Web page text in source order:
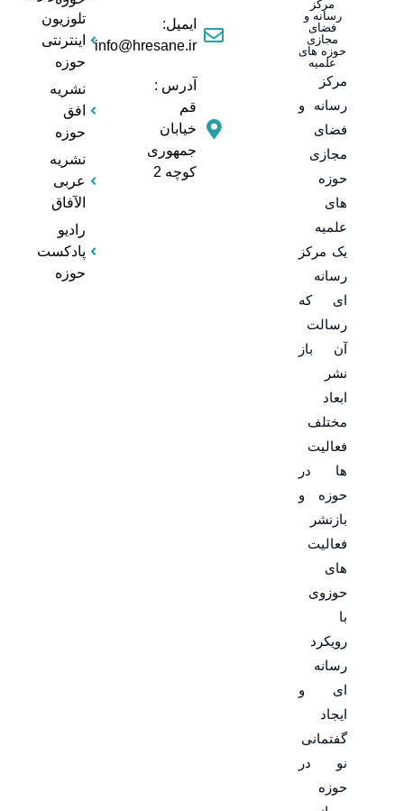
مرکز
رسانه و
فضای
مجازی
حوزه های
علمیه
مرکز
رسانه و
فضای
مجازی
حوزه
های
علمیه
یک مرکز
رسانه
ای که
رسالت
آن باز
نشر
ابعاد
مختلف
فعالیت
ها در
حوزه و
بازنشر
فعالیت
های
حوزوی
با
رویکرد
رسانه
ای و
ایجاد
گفتمانی
نو در
حوزه
ایمیل:
info@hresane.ir
آدرس :
قم
خیابان
جمهوری
کوچه 2
تلوزیون
اینترنتی
حوزه
نشریه
افق
حوزه
نشریه
عربی
الآفاق
رادیو
پادکست
حوزه